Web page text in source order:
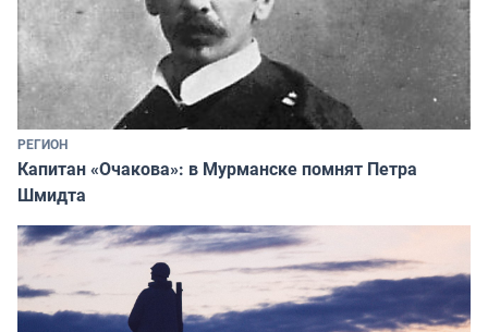
РЕГИОН
Капитан «Очакова»: в Мурманске помнят Петра
Шмидта